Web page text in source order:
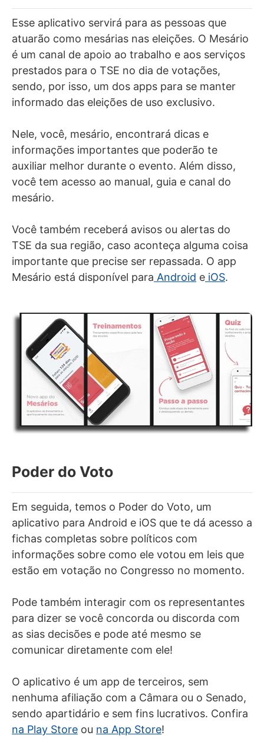
Esse aplicativo servirá para as pessoas que
atuarão como mesárias nas eleições. O Mesário
é um canal de apoio ao trabalho e aos serviços
prestados para o TSE no dia de votações,
sendo, por isso, um dos apps para se manter
informado das eleições de uso exclusivo.
Nele, você, mesário, encontrará dicas e
informações importantes que poderão te
auxiliar melhor durante o evento. Além disso,
você tem acesso ao manual, guia e canal do
mesário.
Você também receberá avisos ou alertas do
TSE da sua região, caso aconteça alguma coisa
importante que precise ser repassada. O app
Mesário está disponível para Android e iOS.
Poder do Voto
Em seguida, temos o Poder do Voto, um
aplicativo para Android e iOS que te dá acesso a
fichas completas sobre políticos com
informações sobre como ele votou em leis que
estão em votação no Congresso no momento.
Pode também interagir com os representantes
para dizer se você concorda ou discorda com
as sias decisões e pode até mesmo se
comunicar diretamente com ele!
O aplicativo é um app de terceiros, sem
nenhuma afiliação com a Câmara ou o Senado,
sendo apartidário e sem fins lucrativos. Confira
na Play Store ou na App Store!